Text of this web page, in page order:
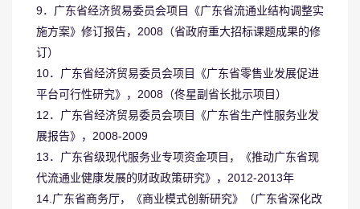
9．广东省经济贸易委员会项目《广东省流通业结构调整实
施方案》修订报告，2008（省政府重大招标课题成果的修
订）
10．广东省经济贸易委员会项目《广东省零售业发展促进
平台可行性研究》，2008（佟星副省长批示项目）
12．广东省经济贸易委员会项目《广东省生产性服务业发
展报告》，2008-2009
13．广东省级现代服务业专项资金项目，《推动广东省现
代流通业健康发展的财政政策研究》，2012-2013年
14.广东省商务厅，《商业模式创新研究》（广东省深化改